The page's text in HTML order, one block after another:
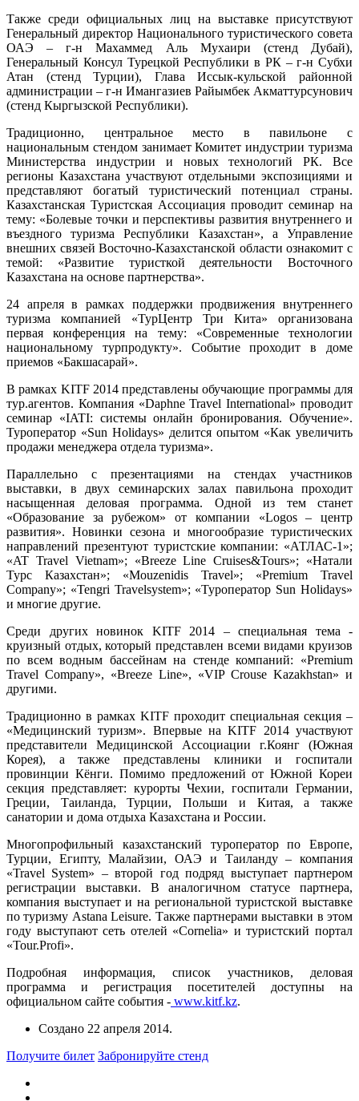
Также среди официальных лиц на выставке присутствуют
Генеральный директор Национального туристического совета
ОАЭ – г-н Махаммед Аль Мухаири (стенд Дубай),
Генеральный Консул Турецкой Республики в РК – г-н Субхи
Атан (стенд Турции), Глава Иссык-кульской районной
администрации – г-н Имангазиев Райымбек Акматтурсунович
(стенд Кыргызской Республики).
Традиционно, центральное место в павильоне с
национальным стендом занимает Комитет индустрии туризма
Министерства индустрии и новых технологий РК. Все
регионы Казахстана участвуют отдельными экспозициями и
представляют богатый туристический потенциал страны.
Казахстанская Туристская Ассоциация проводит семинар на
тему: «Болевые точки и перспективы развития внутреннего и
въездного туризма Республики Казахстан», а Управление
внешних связей Восточно-Казахстанской области ознакомит с
темой: «Развитие туристкой деятельности Восточного
Казахстана на основе партнерства».
24 апреля в рамках поддержки продвижения внутреннего
туризма компанией «ТурЦентр Три Кита» организована
первая конференция на тему: «Современные технологии
национальному турпродукту». Событие проходит в доме
приемов «Бакшасарай».
В рамках KITF 2014 представлены обучающие программы для
тур.агентов. Компания «Daphne Travel International» проводит
семинар «IATI: системы онлайн бронирования. Обучение».
Туроператор «Sun Holidays» делится опытом «Как увеличить
продажи менеджера отдела туризма».
Параллельно с презентациями на стендах участников
выставки, в двух семинарских залах павильона проходит
насыщенная деловая программа. Одной из тем станет
«Образование за рубежом» от компании «Logos – центр
развития». Новинки сезона и многообразие туристических
направлений презентуют туристские компании: «АТЛАС-1»;
«AT Travel Vietnam»; «Breeze Line Cruises&Tours»; «Натали
Турс Казахстан»; «Mouzenidis Travel»; «Premium Travel
Company»; «Tengri Travelsystem»; «Туроператор Sun Holidays»
и многие другие.
Среди других новинок KITF 2014 – специальная тема -
круизный отдых, который представлен всеми видами круизов
по всем водным бассейнам на стенде компаний: «Premium
Travel Company», «Breeze Line», «VIP Crouse Kazakhstan» и
другими.
Традиционно в рамках KITF проходит специальная секция –
«Медицинский туризм». Впервые на KITF 2014 участвуют
представители Медицинской Ассоциации г.Коянг (Южная
Корея), а также представлены клиники и госпитали
провинции Кёнги. Помимо предложений от Южной Кореи
секция представляет: курорты Чехии, госпитали Германии,
Греции, Таиланда, Турции, Польши и Китая, а также
санатории и дома отдыха Казахстана и России.
Многопрофильный казахстанский туроператор по Европе,
Турции, Египту, Малайзии, ОАЭ и Таиланду – компания
«Travel System» – второй год подряд выступает партнером
регистрации выставки. В аналогичном статусе партнера,
компания выступает и на региональной туристской выставке
по туризму Astana Leisure. Также партнерами выставки в этом
году выступают сеть отелей «Cornelia» и туристский портал
«Tour.Profi».
Подробная информация, список участников, деловая
программа и регистрация посетителей доступны на
официальном сайте события - www.kitf.kz.
Создано 22 апреля 2014.
Получите билет Забронируйте стенд